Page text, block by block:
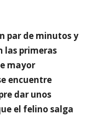
par de minutosy
las primeras
mayor
encuentre
dar unos
el felino salga